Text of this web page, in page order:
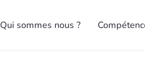
Qui sommes nous ?